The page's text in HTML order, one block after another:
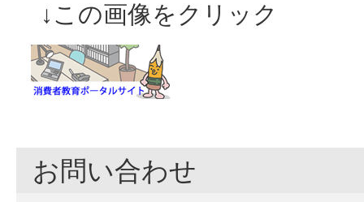
↓この画像をクリック
お問い合わせ